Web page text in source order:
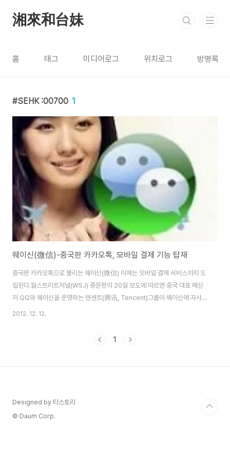
湘來和台妹
홈 태그 미디어로그 위치로그 방명록
SEHK :00700 1
웨이신(微信)-중국판 카카오톡, 모바일 결제 기능 탑재
중국판 카카오톡으로 불리는 웨이신(微信) 이제는 모바일 결제 서비스까지 도
입된다.월스트리트저널(WSJ) 중문판의 20일 보도에 따르면 중국 대표 메신
저 QQ와 웨이신을 운영하는 텐센트(腾讯, Tencent)그룹이 웨이신에 자사의
온라인 결제 시스템인 텐페이(Tenpay, 중국명 财付通)를 도입할 계획이라고
는 앞으로 2개월 내 웨이신에서 결제서비스를 제공할 것'이라며 이베이
2012. 12. 12.
1
Designed by 티스토리
© Daum Corp.